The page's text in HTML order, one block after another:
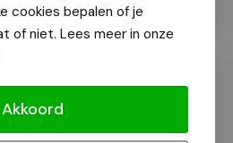
cookies bepalen of je
of niet. Lees meer in onze
Akkoord
Oost: Van
tot snelwegen
ligt de grens?